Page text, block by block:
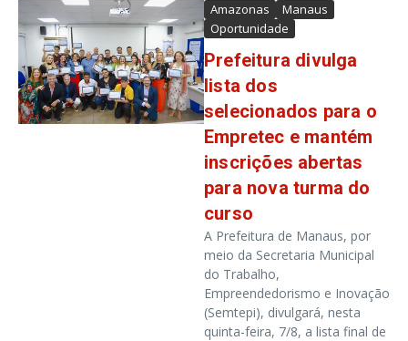
Amazonas
Manaus
Oportunidade
Prefeitura divulga
lista dos
selecionados para o
Empretec e mantém
inscrições abertas
para nova turma do
curso
A Prefeitura de Manaus, por
meio da Secretaria Municipal
do Trabalho,
Empreendedorismo e Inovação
(Semtepi), divulgará, nesta
quinta-feira, 7/8, a lista final de